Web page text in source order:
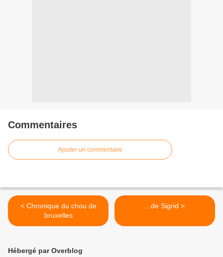
Commentaires
Ajouter un commentaire
< Chronique du chou de
bruxelles
...de Sigrid >
Hébergé par Overblog